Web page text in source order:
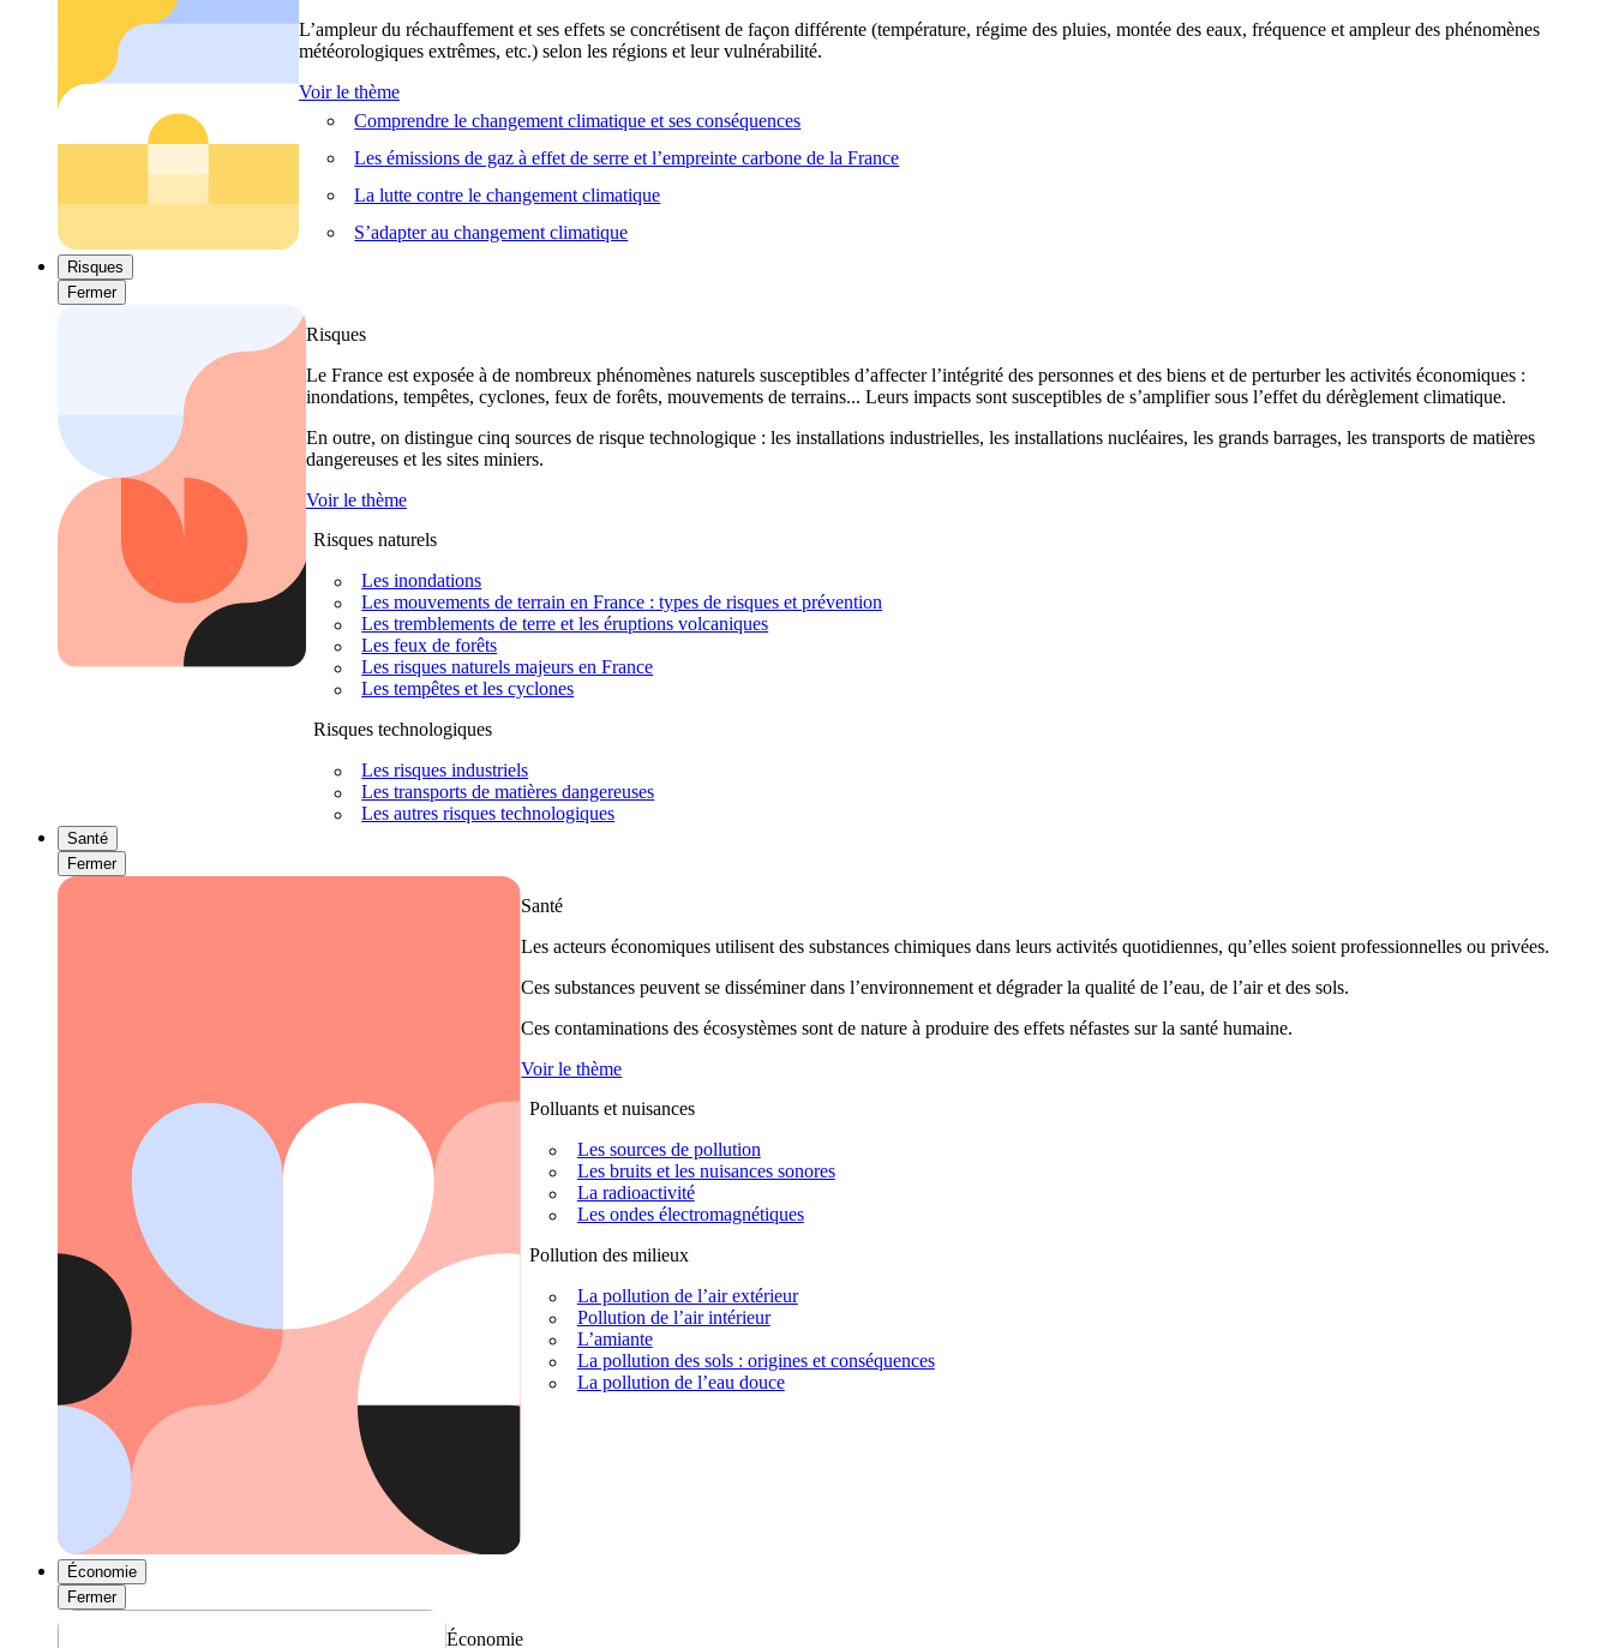
L’ampleur du réchauffement et ses effets se concrétisent de façon différente (température, régime des pluies, montée des eaux, fréquence et ampleur des phénomènes
météorologiques extrêmes, etc.) selon les régions et leur vulnérabilité.
Voir le thème
Comprendre le changement climatique et ses conséquences
Les émissions de gaz à effet de serre et l’empreinte carbone de la France
La lutte contre le changement climatique
S’adapter au changement climatique
Risques
Fermer
Risques
Le France est exposée à de nombreux phénomènes naturels susceptibles d’affecter l’intégrité des personnes et des biens et de perturber les activités économiques :
inondations, tempêtes, cyclones, feux de forêts, mouvements de terrains... Leurs impacts sont susceptibles de s’amplifier sous l’effet du dérèglement climatique.
En outre, on distingue cinq sources de risque technologique : les installations industrielles, les installations nucléaires, les grands barrages, les transports de matières
dangereuses et les sites miniers.
Voir le thème
Risques naturels
Les inondations
Les mouvements de terrain en France : types de risques et prévention
Les tremblements de terre et les éruptions volcaniques
Les feux de forêts
Les risques naturels majeurs en France
Les tempêtes et les cyclones
Risques technologiques
Les risques industriels
Les transports de matières dangereuses
Les autres risques technologiques
Santé
Fermer
Santé
Les acteurs économiques utilisent des substances chimiques dans leurs activités quotidiennes, qu’elles soient professionnelles ou privées.
Ces substances peuvent se disséminer dans l’environnement et dégrader la qualité de l’eau, de l’air et des sols.
Ces contaminations des écosystèmes sont de nature à produire des effets néfastes sur la santé humaine.
Voir le thème
Polluants et nuisances
Les sources de pollution
Les bruits et les nuisances sonores
La radioactivité
Les ondes électromagnétiques
Pollution des milieux
La pollution de l’air extérieur
Pollution de l’air intérieur
L’amiante
La pollution des sols : origines et conséquences
La pollution de l’eau douce
Économie
Fermer
Économie